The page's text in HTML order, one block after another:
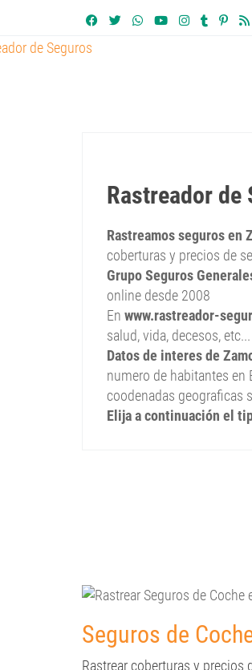
Rastreador de
Rastreamos seguros en
coberturas y precios de
Grupo Seguros
online desde 2008
En www.rastreador-
salud, vida, decesos,
Datos de interes de
numero de habitantes en
coodenadas geograficas
Elija a continuación el
Seguros de
Rastrear coberturas y precios